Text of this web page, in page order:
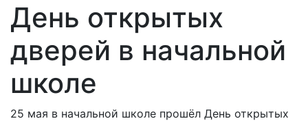
День открытых
дверей в начальной
школе
25 мая в начальной школе прошёл День открытых